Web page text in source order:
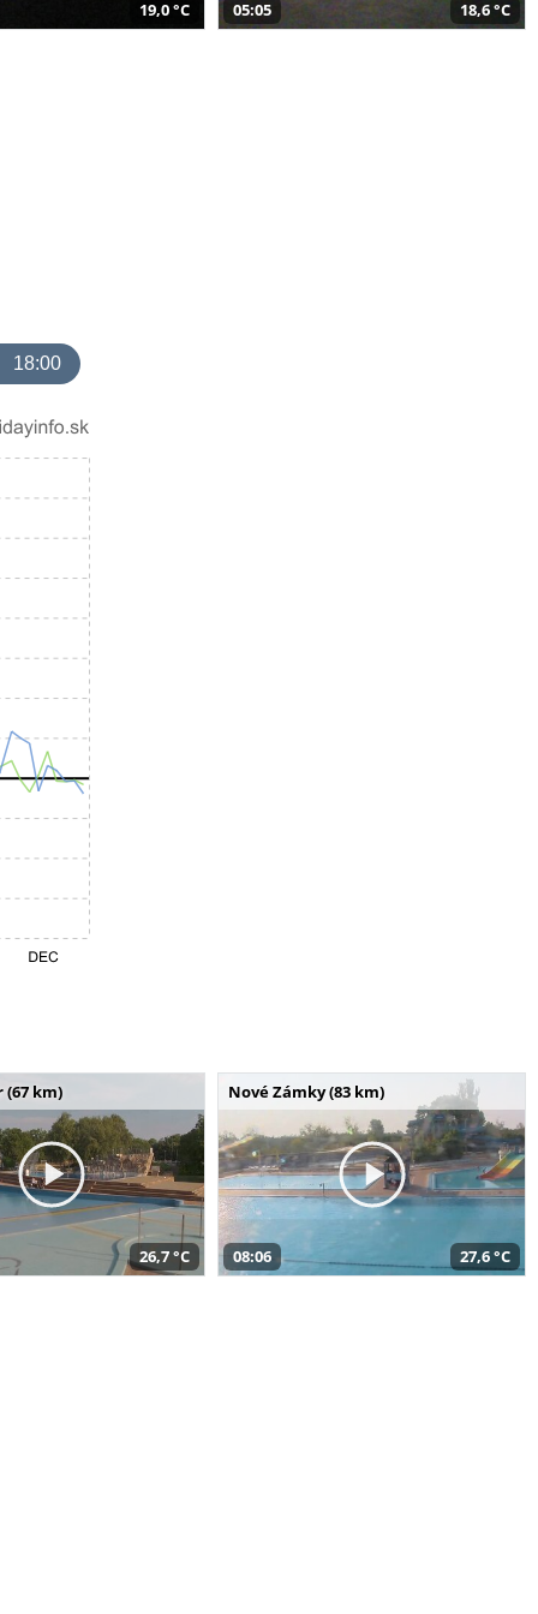
19,0 °C 05:05 18,6 °C
18:00
(67 km)
26,7 °C
Nové Zámky (83 km)
08:06 27,6 °C